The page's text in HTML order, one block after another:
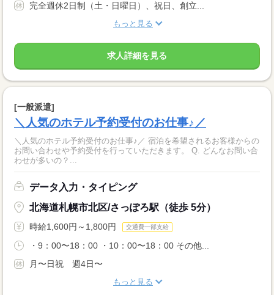
完全週休2日制（土・日曜日）、祝日、創立...
もっと見る
求人詳細を見る
[一般派遣]
＼人気のホテル予約受付のお仕事♪／
＼人気のホテル予約受付のお仕事♪／ 宿泊を希望されるお客様からの
お問い合わせや予約受付を行っていただきます。 Q. どんなお問い合
わせが多いの？...
データ入力・タイピング
北海道札幌市北区/さっぽろ駅（徒歩 5分）
時給1,600円～1,800円 交通費一部支給
・9：00〜18：00 ・10：00〜18：00 その他...
月〜日祝 週4日〜
もっと見る